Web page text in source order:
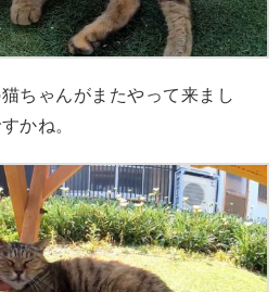
ちゃんがまたやって来まし
かね。